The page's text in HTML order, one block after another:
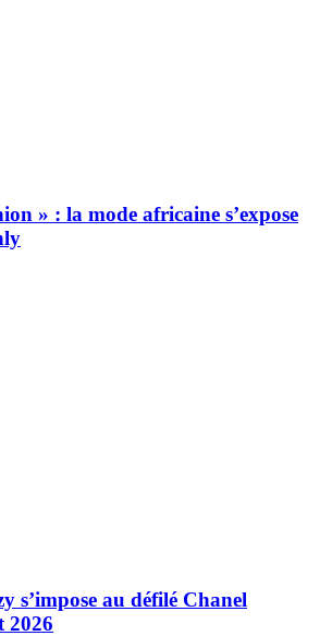
» : la mode africaine s’expose
s’impose au défilé Chanel
2026